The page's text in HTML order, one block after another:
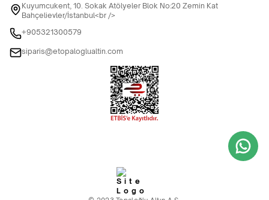
Kuyumcukent, 10. Sokak Atölyeler Blok No:20 Zemin Kat
Bahçelievler/İstanbul<br />
+905321300579
siparis@etopaloglualtin.com